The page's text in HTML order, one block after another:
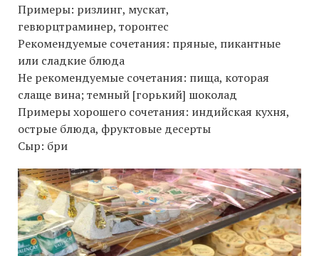
Примеры: ризлинг, мускат,
гевюрцтраминер, торонтес
Рекомендуемые сочетания: пряные, пикантные
или сладкие блюда
Не рекомендуемые сочетания: пища, которая
слаще вина; темный [горький] шоколад
Примеры хорошего сочетания: индийская кухня,
острые блюда, фруктовые десерты
Сыр: бри